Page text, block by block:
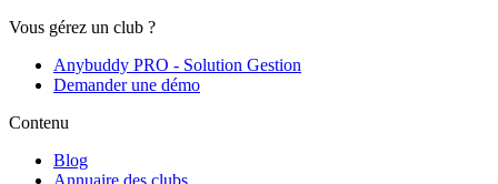
Vous gérez un club ?
Anybuddy PRO - Solution Gestion
Demander une démo
Contenu
Blog
Annuaire des clubs